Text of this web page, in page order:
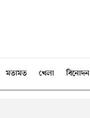
মতামত খেলা বিনোদন